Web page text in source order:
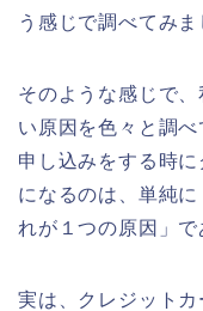
う感じで調べてみま
そのような感じで
い原因を色々と調
申し込みをする時
になるのは、単純
れが１つの原因」で
実は、クレジット